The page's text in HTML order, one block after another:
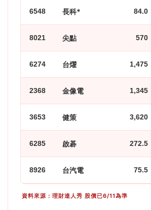
6548 長科* 84.0
8021 尖點 570
6274 台燿 1,475
2368 金像電 1,345
3653 健策 3,620
6285 啟碁 272.5
8926 台汽電 75.5
資料來源：理財達人秀 股